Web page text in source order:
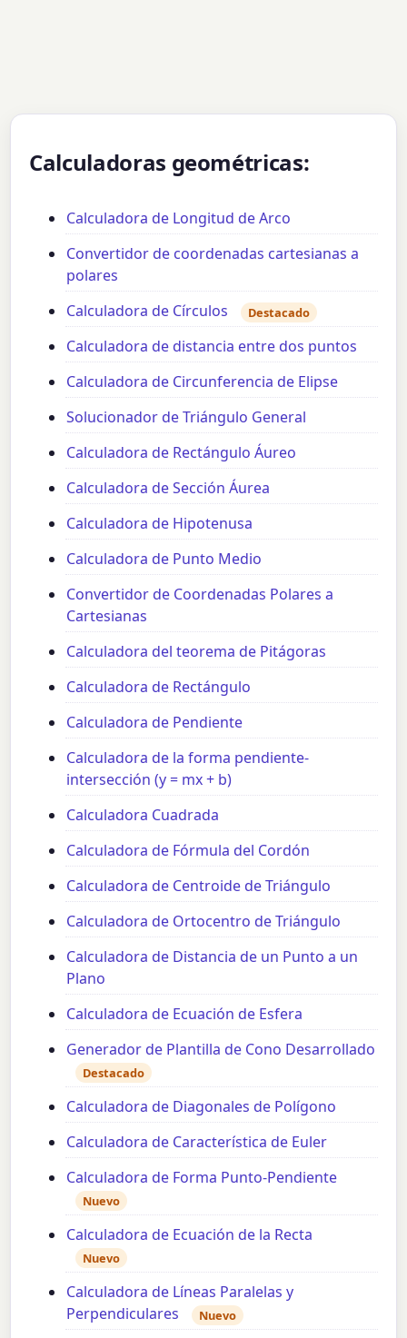
Calculadoras geométricas:
Calculadora de Longitud de Arco
Convertidor de coordenadas cartesianas a
polares
Calculadora de Círculos
Destacado
Calculadora de distancia entre dos puntos
Calculadora de Circunferencia de Elipse
Solucionador de Triángulo General
Calculadora de Rectángulo Áureo
Calculadora de Sección Áurea
Calculadora de Hipotenusa
Calculadora de Punto Medio
Convertidor de Coordenadas Polares a
Cartesianas
Calculadora del teorema de Pitágoras
Calculadora de Rectángulo
Calculadora de Pendiente
Calculadora de la forma pendiente-
intersección (y = mx + b)
Calculadora Cuadrada
Calculadora de Fórmula del Cordón
Calculadora de Centroide de Triángulo
Calculadora de Ortocentro de Triángulo
Calculadora de Distancia de un Punto a un
Plano
Calculadora de Ecuación de Esfera
Generador de Plantilla de Cono Desarrollado
Destacado
Calculadora de Diagonales de Polígono
Calculadora de Característica de Euler
Calculadora de Forma Punto-Pendiente
Nuevo
Calculadora de Ecuación de la Recta
Nuevo
Calculadora de Líneas Paralelas y
Perpendiculares
Nuevo